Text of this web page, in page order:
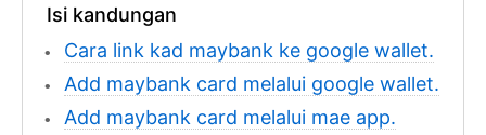
Isi kandungan
Cara link kad maybank ke google wallet.
Add maybank card melalui google wallet.
Add maybank card melalui mae app.